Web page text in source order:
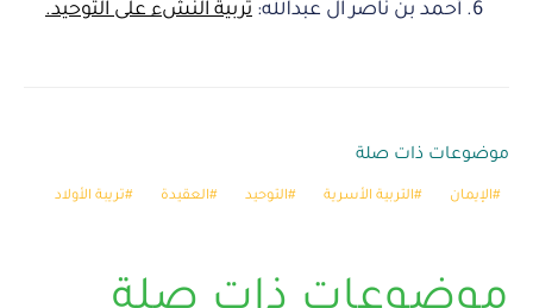
أحمد بن ناصر آل عبدالله: تربية النشء على التوحيد.
موضوعات ذات صلة
الإيمان التربية الأسرية التوحيد العقيدة تريبة الأولاد